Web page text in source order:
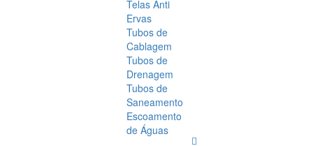
Telas Anti
Ervas
Tubos de
Cablagem
Tubos de
Drenagem
Tubos de
Saneamento
Escoamento
de Águas